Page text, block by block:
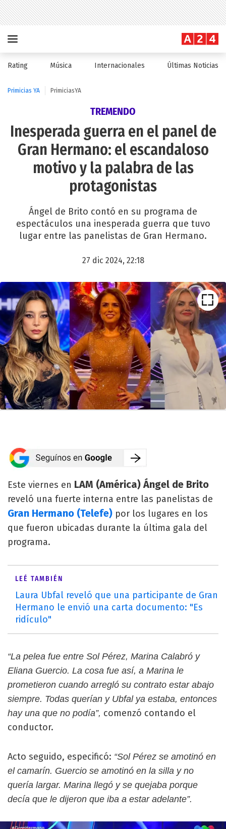
Rating Música Internacionales Últimas Noticias
Primicias YA PrimiciasYA
TREMENDO
Inesperada guerra en el panel de
Gran Hermano: el escandaloso
motivo y la palabra de las
protagonistas
Ángel de Brito contó en su programa de
espectáculos una inesperada guerra que tuvo
lugar entre las panelistas de Gran Hermano.
27 dic 2024, 22:18
Este viernes en LAM (América) Ángel de Brito
reveló una fuerte interna entre las panelistas de
Gran Hermano (Telefe) por los lugares en los
que fueron ubicadas durante la última gala del
programa.
LEÉ TAMBIÉN
Laura Ubfal reveló que una participante de Gran
Hermano le envió una carta documento: "Es
ridículo"
“La pelea fue entre Sol Pérez, Marina Calabró y
Eliana Guercio. La cosa fue así, a Marina le
prometieron cuando arregló su contrato estar abajo
siempre. Todas querían y Ubfal ya estaba, entonces
hay una que no podía”, comenzó contando el
conductor.
Acto seguido, especificó: “Sol Pérez se amotinó en
el camarín. Guercio se amotinó en la silla y no
quería largar. Marina llegó y se quejaba porque
decía que le dijeron que iba a estar adelante”.